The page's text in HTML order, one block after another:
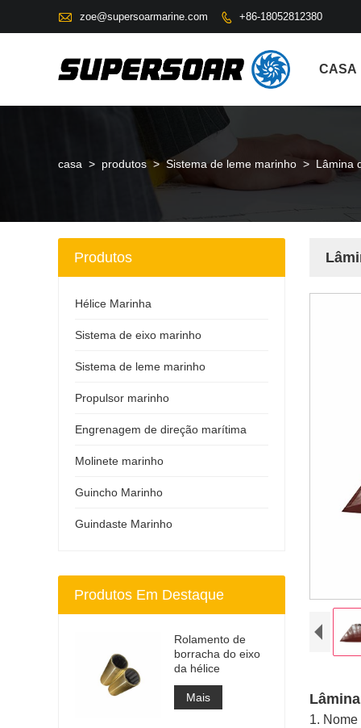
 zoe@supersoarmarine.com  +86-18052812380
CASA
casa > produtos > Sistema de leme marinho > Lâmina
1.
Produtos
Hélice Marinha
Sistema de eixo marinho
Sistema de leme marinho
Propulsor marinho
Engrenagem de direção marítima
Molinete marinho
Guincho Marinho
Guindaste Marinho
Produtos Em Destaque
Rolamento de
borracha do eixo
da hélice
Mais